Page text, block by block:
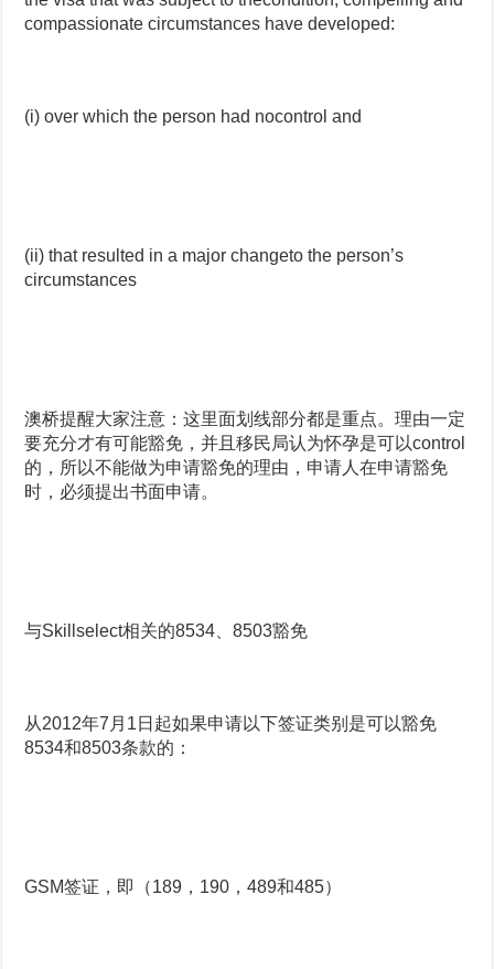
compassionate circumstances have developed:
(i) over which the person had nocontrol and
(ii) that resulted in a major changeto the person’s
circumstances
澳桥提醒大家注意：这里面划线部分都是重点。理由一定
要充分才有可能豁免，并且移民局认为怀孕是可以control
的，所以不能做为申请豁免的理由，申请人在申请豁免
时，必须提出书面申请。
与Skillselect相关的8534、8503豁免
从2012年7月1日起如果申请以下签证类别是可以豁免
8534和8503条款的：
GSM签证，即（189，190，489和485）